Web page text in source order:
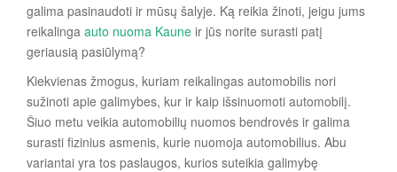
galima pasinaudoti ir mūsų šalyje. Ką reikia žinoti, jeigu jums
reikalinga auto nuoma Kaune ir jūs norite surasti patį
geriausią pasiūlymą?
Kiekvienas žmogus, kuriam reikalingas automobilis nori
sužinoti apie galimybes, kur ir kaip išsinuomoti automobilį.
Šiuo metu veikia automobilių nuomos bendrovės ir galima
surasti fizinius asmenis, kurie nuomoja automobilius. Abu
variantai yra tos paslaugos, kurios suteikia galimybę